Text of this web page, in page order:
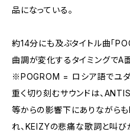
品になっている。
約14分にも及ぶタイトル曲「
曲調が変化するタイミングでA
※POGROM = ロシア語でユ
重く切り刻むサウンドは、
等からの影響下にありながら
れ、KEIZYの悲痛な歌詞と叫び